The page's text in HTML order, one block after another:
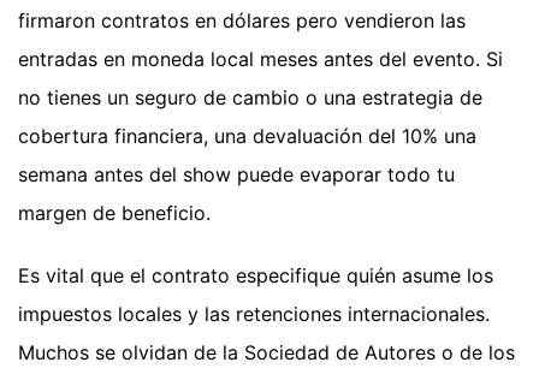
firmaron contratos en dólares pero vendieron las
entradas en moneda local meses antes del evento. Si
no tienes un seguro de cambio o una estrategia de
cobertura financiera, una devaluación del 10% una
semana antes del show puede evaporar todo tu
margen de beneficio.
Es vital que el contrato especifique quién asume los
impuestos locales y las retenciones internacionales.
Muchos se olvidan de la Sociedad de Autores o de los